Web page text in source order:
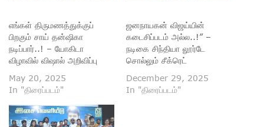
எங்கள் திருமணத்துக்குப்
பிறகும் சாய் தன்ஷிகா
நடிப்பார்..! – யோகிடா
விழாவில் விஷால் அறிவிப்பு
May 20, 2025
In "திரைப்படம்"
ஜனநாயகன் விஜய்யின்
கடைசிப்படம் அல்ல..!” –
நடிகை சிந்தியா லூர்டே
சொல்லும் சீக்ரெட்
December 29, 2025
In "திரைப்படம்"